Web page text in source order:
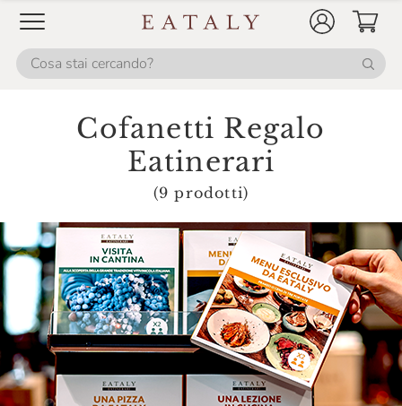
Cofanetti Regalo
Eatinerari
(9 prodotti)